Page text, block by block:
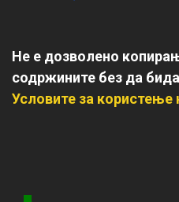
Не е дозволено
содржините без да
Условите за користење